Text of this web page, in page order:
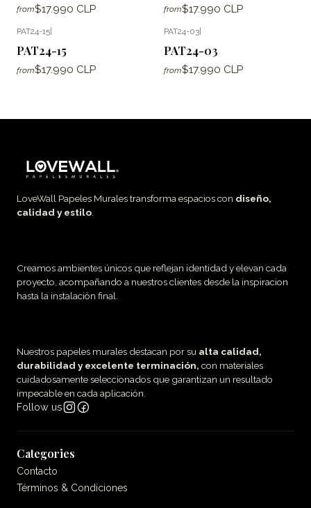
from$17.990 CLP from$17.990 CLP
PAT24-15|
PAT24-15
from$17.990 CLP
PAT24-03|
PAT24-03
from$17.990 CLP
LoveWall Papeles Murales transforma espacios con diseño,
calidad y estilo
Creamos ambientes únicos que reflejan identidad y elevan cada
proyecto, acompañando a nuestros clientes desde la inspiracion
hasta la instalación final.
Nuestros papeles murales destacan por su alta calidad,
durabilidad y excelente terminación, con materiales
cuidadosamente seleccionados que garantizan un resultado
impecable en cada aplicación.
Follow us
Categories
Contacto
Términos & Condiciones